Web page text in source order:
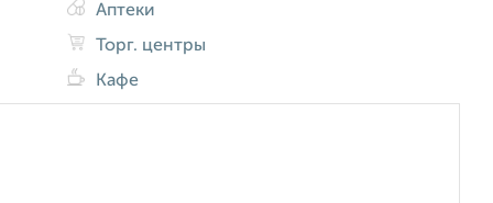
Аптеки
Торг. центры
Кафе